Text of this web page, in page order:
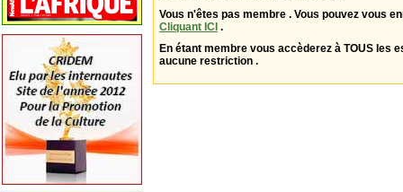
Vous n'êtes pas membre . Vous pouvez vous
Cliquant ICI .
En étant membre vous accèderez à TOUS les
aucune restriction .